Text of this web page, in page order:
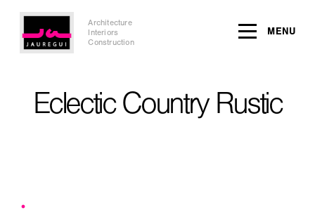
Architecture
Interiors
Construction
MENU
Eclectic Country Rustic